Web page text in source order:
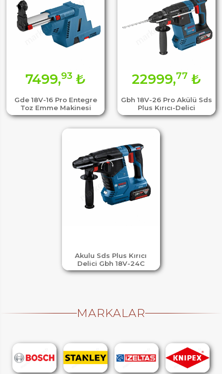
Gde 18V-16 Pro Entegre
Toz Emme Makinesi
7499,93 ₺
Gbh 18V-26 Pro Akülü Sds
Plus Kırıcı-Delici
22999,77 ₺
Akulu Sds Plus Kırıcı
Delici Gbh 18V-24C
MARKALAR